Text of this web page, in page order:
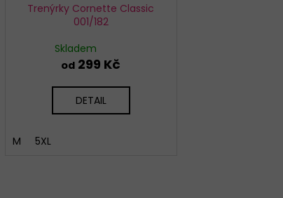
Trenýrky Cornette Classic
001/182
Skladem
od 299 Kč
DETAIL
M 5XL